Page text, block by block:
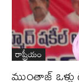
రాష్ట్రీయం
ముంతాజ్ ఒళ్లు